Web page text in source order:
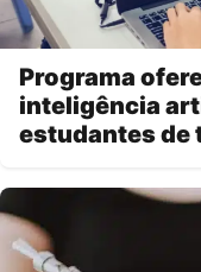
Programa
inteligência
estudantes de